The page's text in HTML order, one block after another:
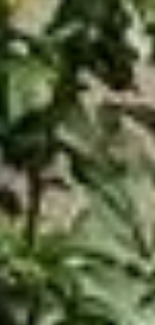
Les
la pression sur
Toutefois,
bon nettoyage
l'étanchéité :
ainsi